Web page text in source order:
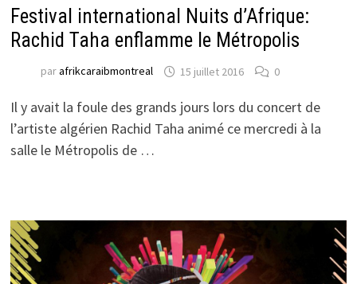
Festival international Nuits d’Afrique:
Rachid Taha enflamme le Métropolis
parafrikcaraibmontreal 15 juillet 2016 0
Il y avait la foule des grands jours lors du concert de
l’artiste algérien Rachid Taha animé ce mercredi à la
salle le Métropolis de …